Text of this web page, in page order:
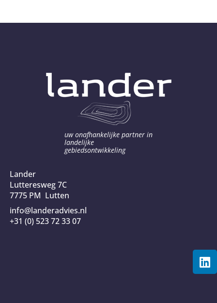
uw onafhankelijke partner in
landelijke
gebiedsontwikkeling
Lander
Lutteresweg 7C
7775 PM Lutten
info@landeradvies.nl
+31 (0) 523 72 33 07
L
i